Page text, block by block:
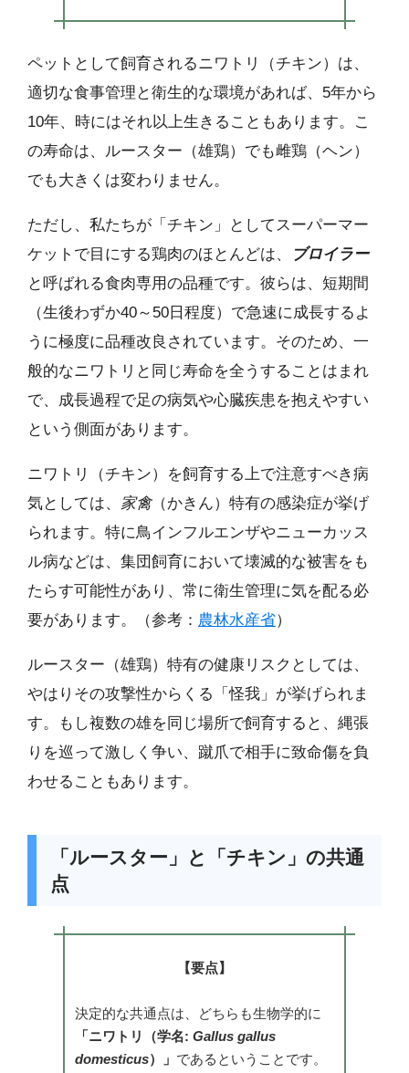
ペットとして飼育されるニワトリ（チキン）は、
適切な食事管理と衛生的な環境があれば、5年から
10年、時にはそれ以上生きることもあります。こ
の寿命は、ルースター（雄鶏）でも雌鶏（ヘン）
でも大きくは変わりません。
ただし、私たちが「チキン」としてスーパーマー
ケットで目にする鶏肉のほとんどは、
ブロイラー
と呼ばれる食肉専用の品種です。彼らは、短期間
（生後わずか40～50日程度）で急速に成長するよ
うに極度に品種改良されています。そのため、一
般的なニワトリと同じ寿命を全うすることはまれ
で、成長過程で足の病気や心臓疾患を抱えやすい
という側面があります。
ニワトリ（チキン）を飼育する上で注意すべき病
気としては、 家禽（かきん）特有の感染症が挙げ
られます。特に鳥インフルエンザやニューカッス
ル病などは、集団飼育において壊滅的な被害をも
たらす可能性があり、常に衛生管理に気を配る必
要があります。（参考： 農林水産省）
ルースター（雄鶏）特有の健康リスクとしては、
やはりその攻撃性からくる「怪我」が挙げられま
す。もし複数の雄を同じ場所で飼育すると、縄張
りを巡って激しく争い、蹴爪で相手に致命傷を負
わせることもあります。
「ルースター」と「チキン」の共通
点
【要点】
決定的な共通点は、どちらも生物学的に
「ニワトリ（学名: Gallus gallus
domesticus）」 であるということです。